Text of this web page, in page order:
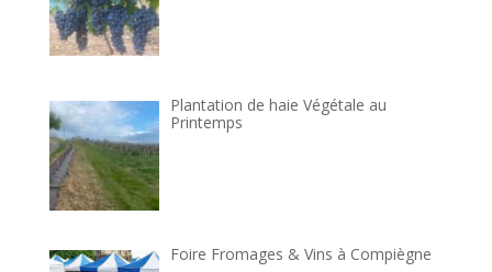
Plantation de haie Végétale au
Printemps
Foire Fromages & Vins à Compiègne